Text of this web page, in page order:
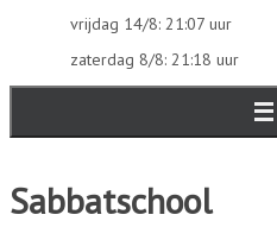
vrijdag 14/8: 21:07 uur
zaterdag 8/8: 21:18 uur
Sabbatschool